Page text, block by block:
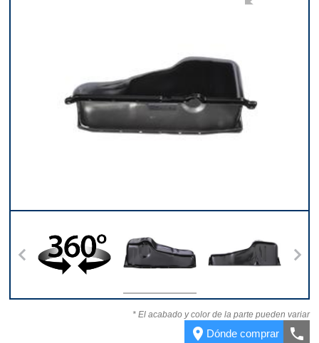
Parte superior Parte trasera
* El acabado y color de la parte pueden variar
place Dónde comprar call